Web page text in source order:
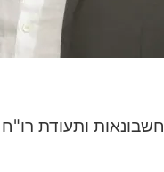
ותעודת רו"ח